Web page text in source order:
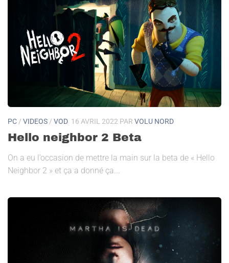
PC / VIDEOS / VOD 16 AVRIL 2022 PAR VOLU NORD
Hello neighbor 2 Beta
On a eu l’occasion de mettre la main sur la beta de « Hello
Neighbor 2 » et ça a donné ça...